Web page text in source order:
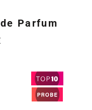
Parfum